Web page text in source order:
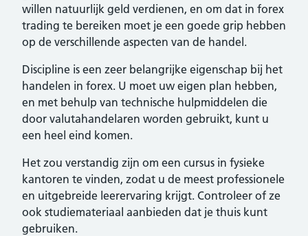
willen natuurlijk geld verdienen, en om dat in forex
trading te bereiken moet je een goede grip hebben
op de verschillende aspecten van de handel.
Discipline is een zeer belangrijke eigenschap bij het
handelen in forex. U moet uw eigen plan hebben,
en met behulp van technische hulpmiddelen die
door valutahandelaren worden gebruikt, kunt u
een heel eind komen.
Het zou verstandig zijn om een cursus in fysieke
kantoren te vinden, zodat u de meest professionele
en uitgebreide leerervaring krijgt. Controleer of ze
ook studiemateriaal aanbieden dat je thuis kunt
gebruiken.